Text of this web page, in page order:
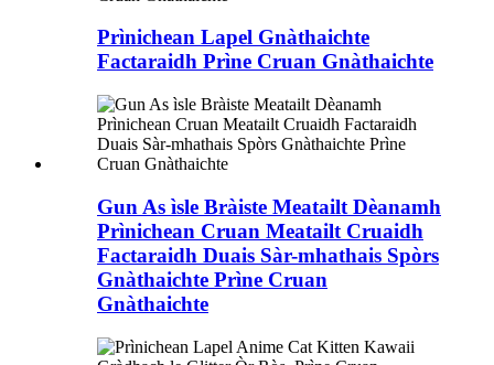
Prìnichean Lapel Gnàthaichte
Factaraidh Prìne Cruan Gnàthaichte
Gun As ìsle Bràiste Meatailt Dèanamh
Prìnichean Cruan Meatailt Cruaidh
Factaraidh Duais Sàr-mhathais Spòrs
Gnàthaichte Prìne Cruan
Gnàthaichte